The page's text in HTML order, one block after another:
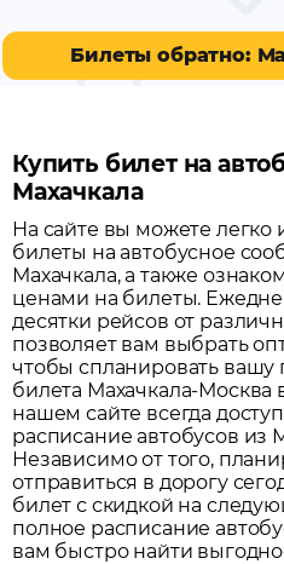
Билеты обратно:
Купить билет на
Махачкала
На сайте вы можете легко
билеты на автобусное
Махачкала, а также
ценами на билеты.
десятки рейсов от
позволяет вам выбрать
чтобы спланировать вашу
билета Махачкала-Москва
нашем сайте всегда
расписание автобусов из
Независимо от того,
отправиться в дорогу
билет с скидкой на
полное расписание
вам быстро найти